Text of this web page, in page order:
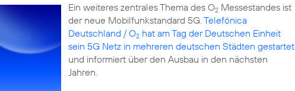
Ein weiteres zentrales Thema des O2Messestandes ist
der neue Mobilfunkstandard 5G. Telefónica
Deutschland / O2hat am Tag der Deutschen Einheit
sein 5G Netz in mehreren deutschen Städten gestartet
und informiert über den Ausbau in den nächsten
Jahren.